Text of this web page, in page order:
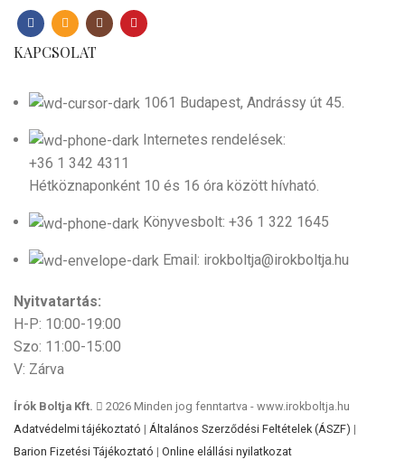
KAPCSOLAT
1061 Budapest, Andrássy út 45.
Internetes rendelések:
+36 1 342 4311
Hétköznaponként 10 és 16 óra között hívható.
Könyvesbolt: +36 1 322 1645
Email: irokboltja@irokboltja.hu
Nyitvatartás:
H-P: 10:00-19:00
Szo: 11:00-15:00
V: Zárva
Írók Boltja Kft.
2026 Minden jog fenntartva - www.irokboltja.hu
Adatvédelmi tájékoztató | Általános Szerződési Feltételek (ÁSZF) |
Barion Fizetési Tájékoztató | Online elállási nyilatkozat